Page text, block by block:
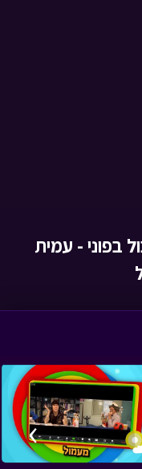
בעונה 3 של בול בפוני - עמית
›